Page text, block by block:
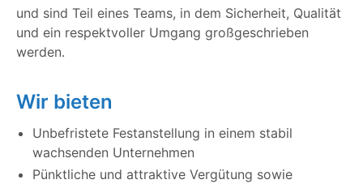
und sind Teil eines Teams, in dem Sicherheit, Qualität
und ein respektvoller Umgang großgeschrieben
werden.
Wir bieten
Unbefristete Festanstellung in einem stabil
wachsenden Unternehmen
Pünktliche und attraktive Vergütung sowie